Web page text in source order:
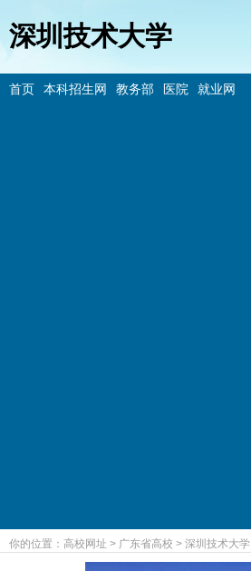
深圳技术大学
首页 本科招生网 教务部 医院 就业网
你的位置： 高校网址 > 广东省高校 > 深圳技术大学